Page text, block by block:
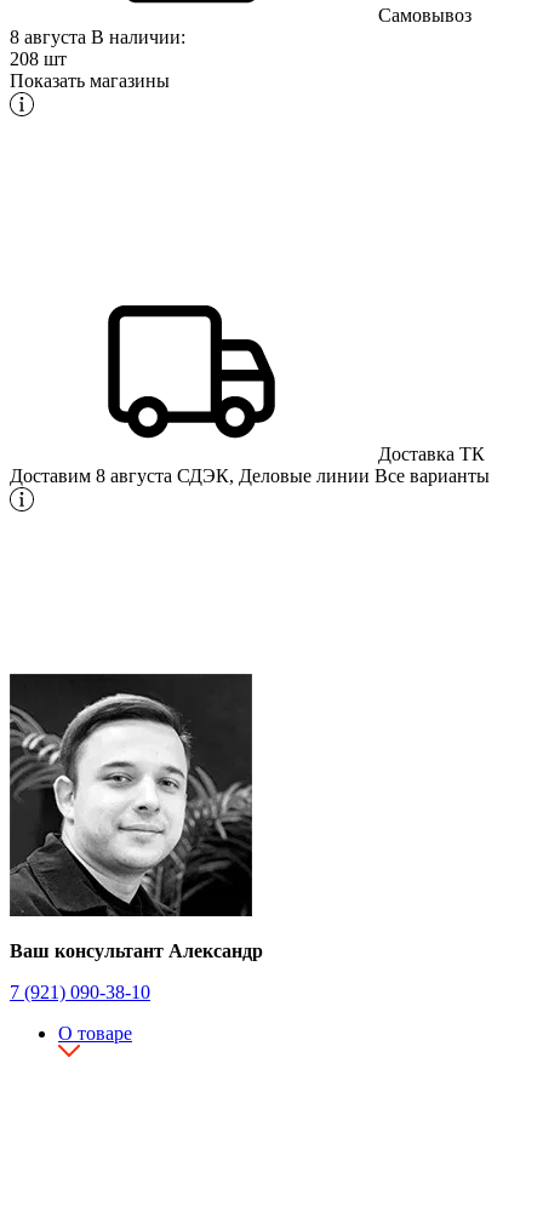
Самовывоз
8 августа В наличии:
208 шт
Показать магазины
Доставка ТК
Доставим 8 августа СДЭК, Деловые линии Все варианты
Ваш консультант Александр
7 (921) 090-38-10
О товаре